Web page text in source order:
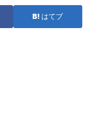
はてブ